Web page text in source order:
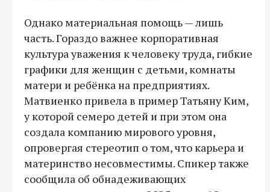
Однако материальная помощь — лишь
часть. Гораздо важнее корпоративная
культура уважения к человеку труда, гибкие
графики для женщин с детьми, комнаты
матери и ребёнка на предприятиях.
Матвиенко привела в пример Татьяну Ким,
у которой семеро детей и при этом она
создала компанию мирового уровня,
опровергая стереотип о том, что карьера и
материнство несовместимы. Спикер также
сообщила об обнадеживающих